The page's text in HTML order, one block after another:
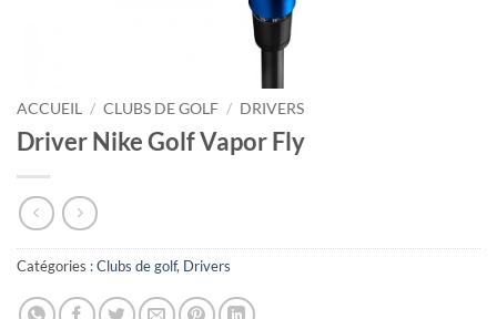
ACCUEIL / CLUBS DE GOLF / DRIVERS
Driver Nike Golf Vapor Fly
Catégories :Clubs de golf, Drivers